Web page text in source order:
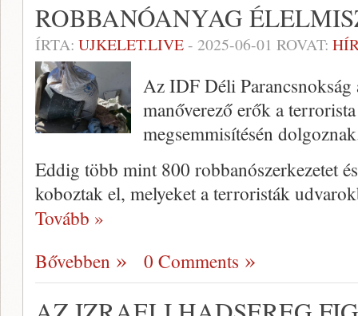
ROBBANÓANYAG
ÍRTA: UJKELET.LIVE- 2025-06-01 ROVAT:
Az IDF Déli Parancsnokság
manőverező erők a
megsemmisítésén
Eddig több mint 800 robbanószerkezetet
koboztak el, melyeket a terroristák
Tovább »
Bővebben
0 Comments